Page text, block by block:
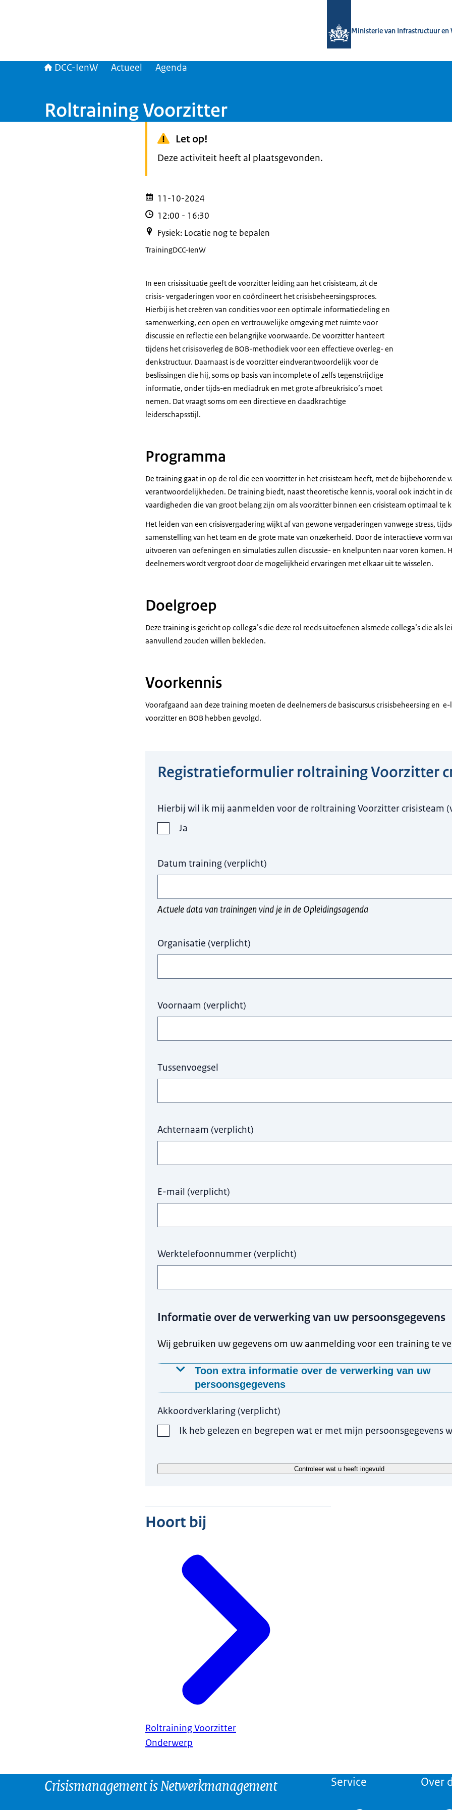
Ministerie van Infrastructuur en
DCC-IenW Actueel Agenda
Roltraining Voorzitter
Let op!
Deze activiteit heeft al plaatsgevonden.
11-10-2024
12:00 - 16:30
Fysiek: Locatie nog te bepalen
TrainingDCC-IenW
In een crisissituatie geeft de voorzitter leiding aan het crisisteam, zit de
crisis- vergaderingen voor en coördineert het crisisbeheersingsproces.
Hierbij is het creëren van condities voor een optimale informatiedeling en
samenwerking, een open en vertrouwelijke omgeving met ruimte voor
discussie en reflectie een belangrijke voorwaarde. De voorzitter hanteert
tijdens het crisisoverleg de BOB-methodiek voor een effectieve overleg- en
denkstructuur. Daarnaast is de voorzitter eindverantwoordelijk voor de
beslissingen die hij, soms op basis van incomplete of zelfs tegenstrijdige
informatie, onder tijds-en mediadruk en met grote afbreukrisico’s moet
nemen. Dat vraagt soms om een directieve en daadkrachtige
leiderschapsstijl.
Programma
De training gaat in op de rol die een voorzitter in het crisisteam heeft, met de bijbehorende
verantwoordelijkheden. De training biedt, naast theoretische kennis, vooral ook inzicht in
vaardigheden die van groot belang zijn om als voorzitter binnen een crisisteam optimaal te
Het leiden van een crisisvergadering wijkt af van gewone vergaderingen vanwege stress,
samenstelling van het team en de grote mate van onzekerheid. Door de interactieve vorm
uitvoeren van oefeningen en simulaties zullen discussie- en knelpunten naar voren komen.
deelnemers wordt vergroot door de mogelijkheid ervaringen met elkaar uit te wisselen.
Doelgroep
Deze training is gericht op collega’s die deze rol reeds uitoefenen alsmede collega’s die als
aanvullend zouden willen bekleden.
Voorkennis
Voorafgaand aan deze training moeten de deelnemers de basiscursus crisisbeheersing en
voorzitter en BOB hebben gevolgd.
Registratieformulier roltraining Voorzitter
Hierbij wil ik mij aanmelden voor de roltraining Voorzitter crisisteam (
Ja
Datum training (verplicht)
Actuele data van trainingen vind je in de Opleidingsagenda
Organisatie (verplicht)
Voornaam (verplicht)
Tussenvoegsel
Achternaam (verplicht)
E-mail (verplicht)
Werktelefoonnummer (verplicht)
Informatie over de verwerking van uw persoonsgegevens
Wij gebruiken uw gegevens om uw aanmelding voor een training te
Toon extra informatie over de verwerking van uw
persoonsgegevens
aanmelding voor een training te verwerken.
Wij gebruiken uw gegevens om uw aanmelding voor een training te verwerken.
Hoelang bewaren wij uw gegevens?
Uw gegevens worden uit onze systemen verwijderd nadat u de training heeft
Meer informatie over uw rechten vindt u op de pagina
Akkoordverklaring (verplicht)
Ik heb gelezen en begrepen wat er met mijn persoonsgegevens
Hier niets invullen a.u.b.
Controleer wat u heeft ingevuld
Hoort bij
Roltraining Voorzitter
Onderwerp
Crisismanagement is Netwerkmanagement Service Over